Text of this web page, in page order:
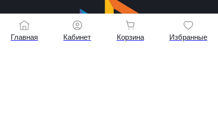
Главная Кабинет Корзина Избранные